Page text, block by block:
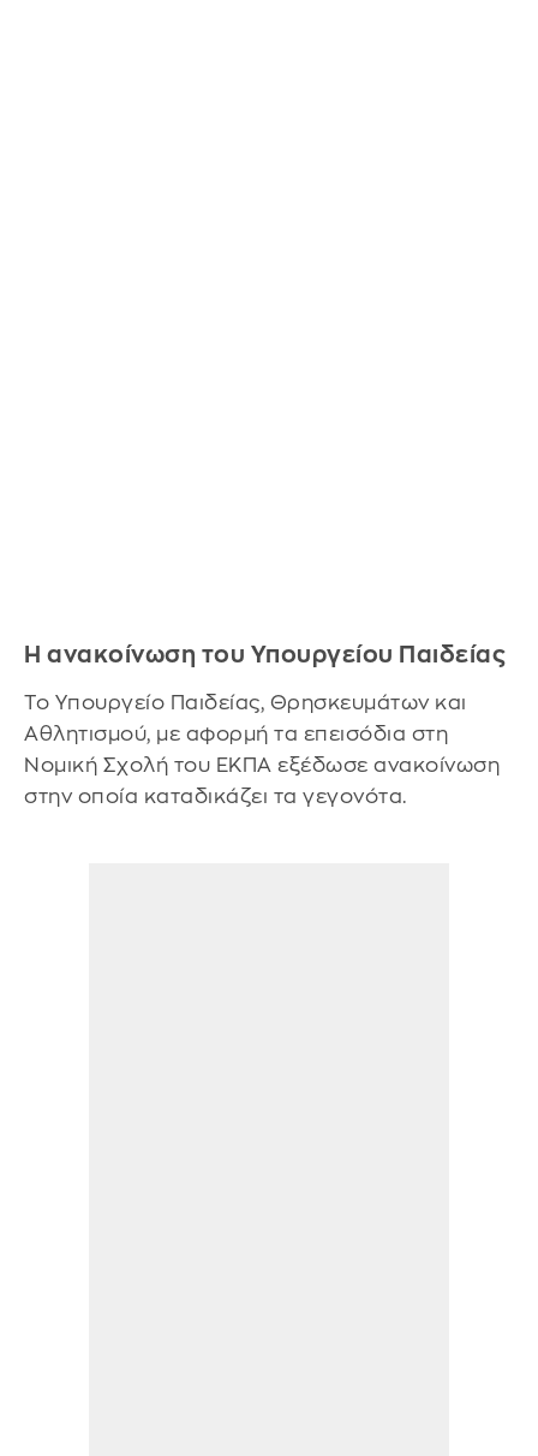
Η ανακοίνωση του Υπουργείου Παιδείας
Το Υπουργείο Παιδείας, Θρησκευμάτων και
Αθλητισμού, με αφορμή τα επεισόδια στη
Νομική Σχολή του ΕΚΠΑ εξέδωσε ανακοίνωση
στην οποία καταδικάζει τα γεγονότα.